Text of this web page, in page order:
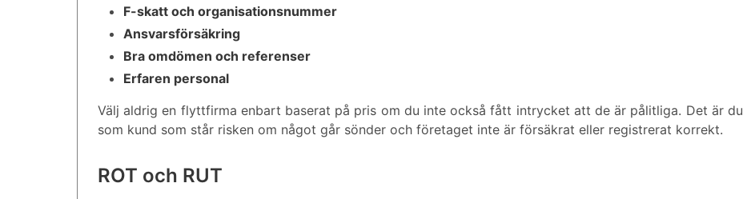
F-skatt och organisationsnummer
Ansvarsförsäkring
Bra omdömen och referenser
Erfaren personal
Välj aldrig en flyttfirma enbart baserat på pris om du inte också fått intrycket att de är pålitliga. Det är du
som kund som står risken om något går sönder och företaget inte är försäkrat eller registrerat korrekt.
ROT och RUT